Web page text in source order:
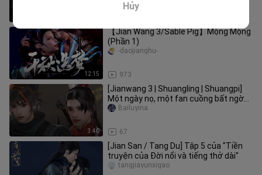
12:15
【Jian Wang 3/Sable Pig】Mộng Mộng
(Phần 1)
973
-daojianghu-
3:40
[Jianwang 3 | Shuangling | Shuangpi]
Một ngày nọ, một fan cuồng bất ngờ
xuất hiện
67
Bailuyina
[Jian San / Tang Du] Tập 5 của "Tiền
truyện của Đời nổi và tiếng thở dài"
tangjiayunxigao
Hủy